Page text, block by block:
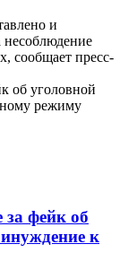
и
несоблюдение
сообщает пресс-
фейк об
к